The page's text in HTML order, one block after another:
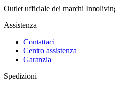
Outlet ufficiale dei marchi
Assistenza
Contattaci
Centro assistenza
Garanzia
Spedizioni